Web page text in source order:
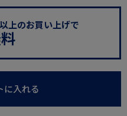
上のお買い上げで
に入れる